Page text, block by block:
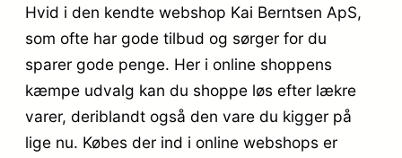
Hvid i den kendte webshop Kai Berntsen ApS,
som ofte har gode tilbud og sørger for du
sparer gode penge. Her i online shoppens
kæmpe udvalg kan du shoppe løs efter lækre
varer, deriblandt også den vare du kigger på
lige nu. Købes der ind i online webshops er